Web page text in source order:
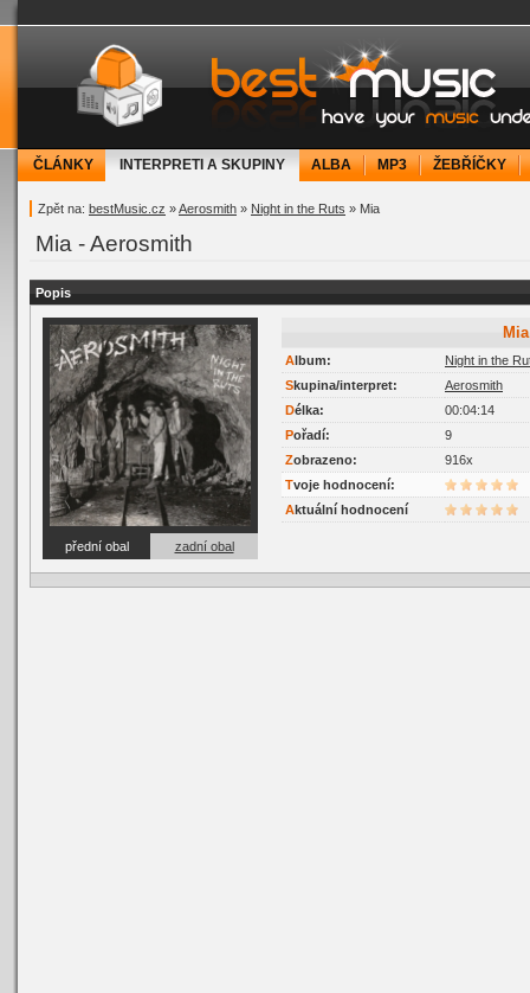
bestMusic.cz - Have your music under
ČLÁNKY INTERPRETI A SKUPINY ALBA MP3 ŽEBŘÍČKY
Zpět na: bestMusic.cz »Aerosmith » Night in the Ruts » Mia
Mia - Aerosmith
Popis
přední obal zadní obal
Mia
Album:
Night in the
Skupina/interpret:
Aerosmith
Délka:
00:04:14
Pořadí:
9
Zobrazeno:
916x
Tvoje hodnocení:
Aktuální hodnocení